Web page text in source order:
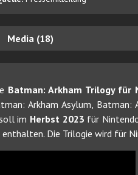
Media (18)
Batman: Arkham Trilogy für
Arkham Asylum,
im Herbst 2023 für
Die Trilogie wird für